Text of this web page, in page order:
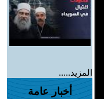
المزيد.....
أخبار عامة